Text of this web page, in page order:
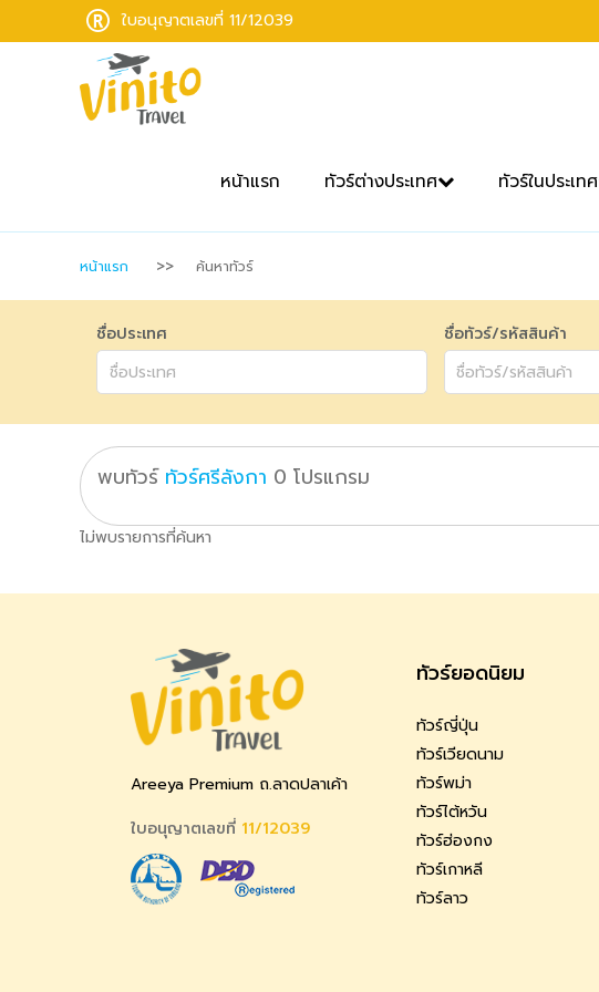
ใบอนุญาตเลขที่ 11/12039
หน้าแรก ทัวร์ต่างประเทศ ทัวร์ในประเทศ
หน้าแรก ค้นหาทัวร์
ชื่อประเทศ ชื่อทัวร์/รหัสสินค้า
พบทัวร์ ทัวร์ศรีลังกา 0 โปรแกรม
ไม่พบรายการที่ค้นหา
Areeya Premium ถ.ลาดปลาเค้า
ใบอนุญาตเลขที่ 11/12039
ทัวร์ยอดนิยม
ทัวร์ญี่ปุ่น
ทัวร์เวียดนาม
ทัวร์พม่า
ทัวร์ไต้หวัน
ทัวร์ฮ่องกง
ทัวร์เกาหลี
ทัวร์ลาว